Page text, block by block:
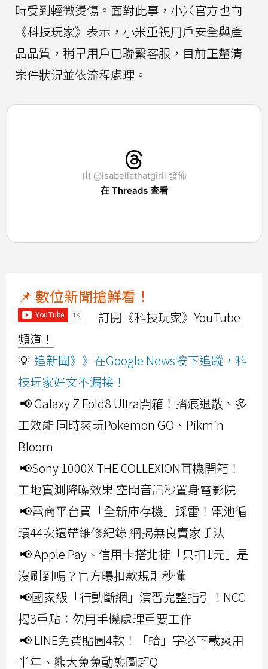
時受到輕微燙傷。面對此事，小米官方也向
《科技玩家》表示，小米重視用戶安全與產
品品質，稍早用戶已聯繫客服，目前正釐清
案件狀況並依流程處理。
由 @isabellathatgirll 發佈
在 Threads 查看
📌 數位新聞搶鮮看！
訂閱《科技玩家》YouTube
頻道！
💡 追新聞》》在Google News按下追蹤，科
技玩家好文不漏接！
📢 Galaxy Z Fold8 Ultra開箱！摺痕退散、多
工效能 同時爽玩Pokemon GO、Pikmin
Bloom
📢Sony 1000X THE COLLEXION耳機開箱！
工地實測降噪效果 空間音訊秒置身電影院
📢電商平台買「全新庫存機」踩雷！電池循
環44次還帶維修紀錄 網揭無良賣家手法
📢 Apple Pay、信用卡搭北捷「只扣1元」是
沒刷到嗎？官方曝扣款規則秒懂
📢國家級「行動斷網」演習完整指引！NCC
揭3重點：勿用手機處理重要工作
📢 LINE免費貼圖4款！「蛤」字必下載爽用
半年、熊大兔兔動態圖超Q